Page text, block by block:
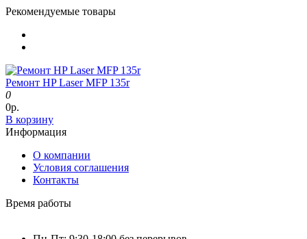
Рекомендуемые товары
Ремонт HP Laser MFP 135r
0
0р.
В корзину
Информация
О компании
Условия соглашения
Контакты
Время работы